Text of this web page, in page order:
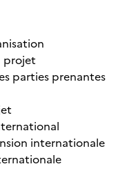
projet
parties prenantes
internationale